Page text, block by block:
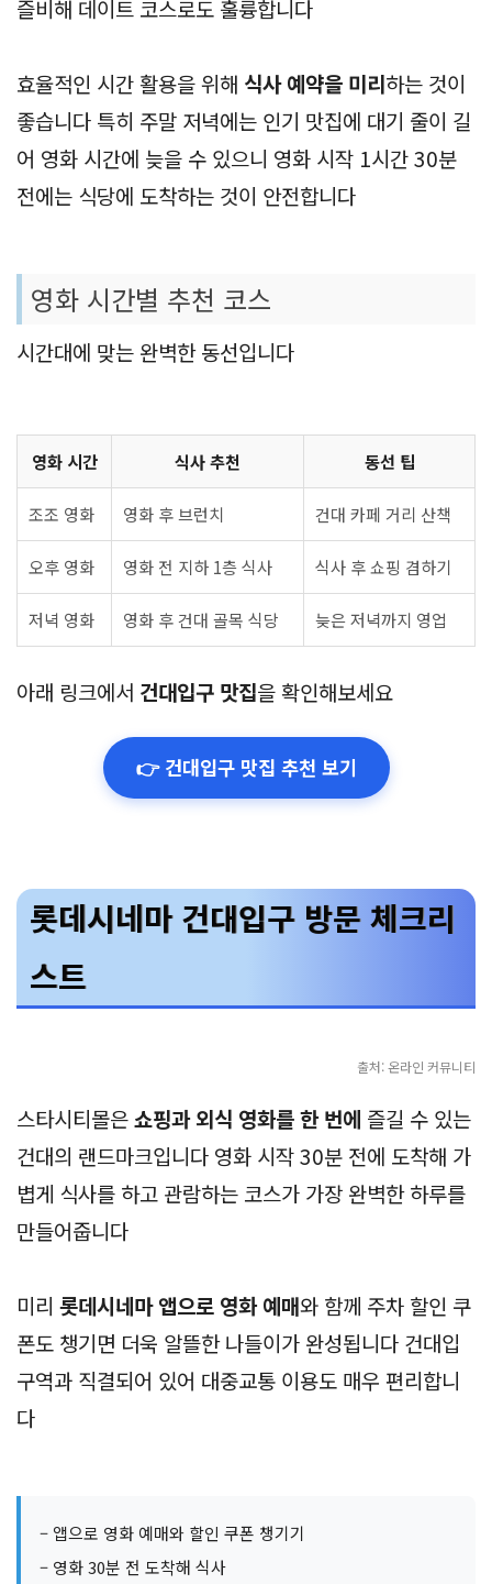
즐비해 데이트 코스로도 훌륭합니다
효율적인 시간 활용을 위해 식사 예약을 미리하는 것이
좋습니다 특히 주말 저녁에는 인기 맛집에 대기 줄이 길
어 영화 시간에 늦을 수 있으니 영화 시작 1시간 30분
전에는 식당에 도착하는 것이 안전합니다
영화 시간별 추천 코스
시간대에 맞는 완벽한 동선입니다
영화 시간 식사 추천 동선 팁
조조 영화 영화 후 브런치 건대 카페 거리 산책
오후 영화 영화 전 지하 1층 식사 식사 후 쇼핑 겸하기
저녁 영화 영화 후 건대 골목 식당 늦은 저녁까지 영업
아래 링크에서 건대입구 맛집을 확인해보세요
👉 건대입구 맛집 추천 보기
롯데시네마 건대입구 방문 체크리
스트
출처: 온라인 커뮤니티
스타시티몰은쇼핑과 외식 영화를 한 번에 즐길 수 있는
건대의 랜드마크입니다 영화 시작 30분 전에 도착해 가
볍게 식사를 하고 관람하는 코스가 가장 완벽한 하루를
만들어줍니다
미리 롯데시네마 앱으로 영화 예매와 함께 주차 할인 쿠
폰도 챙기면 더욱 알뜰한 나들이가 완성됩니다 건대입
구역과 직결되어 있어 대중교통 이용도 매우 편리합니
다
– 앱으로 영화 예매와 할인 쿠폰 챙기기
– 영화 30분 전 도착해 식사